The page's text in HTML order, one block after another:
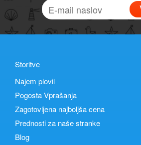
Storitve
Najem plovil
Pogosta Vprašanja
Zagotovljena najboljša cena
Prednosti za naše stranke
Blog